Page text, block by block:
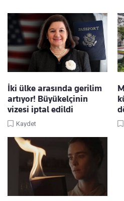
İki ülke arasında gerilim
artıyor! Büyükelçinin
vizesi iptal edildi
Kaydet